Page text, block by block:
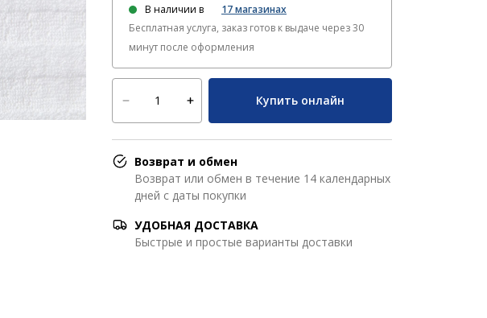
В наличии в 17магазинах
Бесплатная услуга, заказ готов к выдаче через 30
минут после оформления
Купить онлайн
Возврат и обмен
Возврат или обмен в течение 14 календарных
дней с даты покупки
УДОБНАЯ ДОСТАВКА
Быстрые и простые варианты доставки